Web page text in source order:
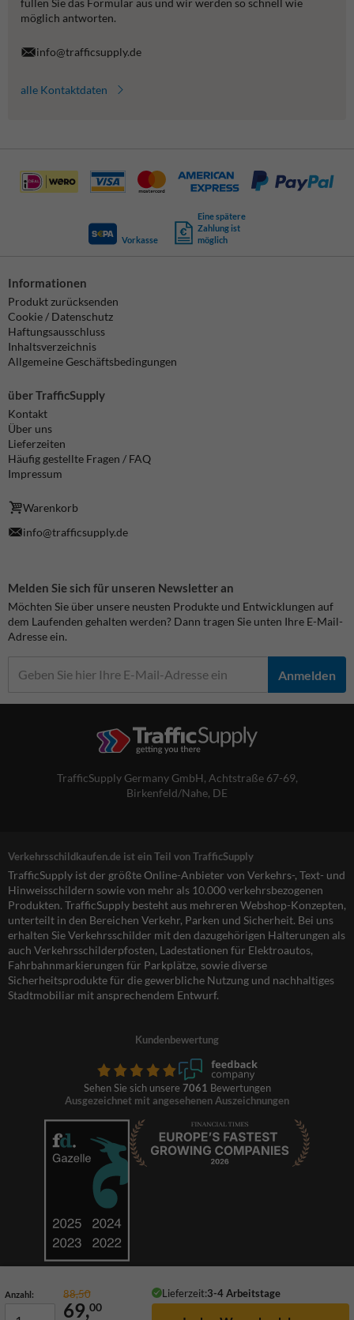
Anzahl: 88,50 Lieferzeit:3-4 Arbeitstage
69,00
füllen Sie das Formular aus und wir werden so schnell wie
möglich antworten.
info@trafficsupply.de
alle Kontaktdaten
Vorkasse
Eine spätere
Zahlung ist
möglich
Informationen
Produkt zurücksenden
Cookie / Datenschutz
Haftungsausschluss
Inhaltsverzeichnis
Allgemeine Geschäftsbedingungen
über TrafficSupply
Kontakt
Über uns
Lieferzeiten
Häufig gestellte Fragen / FAQ
Impressum
Warenkorb
info@trafficsupply.de
Melden Sie sich für unseren Newsletter an
Möchten Sie über unsere neusten Produkte und Entwicklungen auf
dem Laufenden gehalten werden? Dann tragen Sie unten Ihre E-Mail-
Adresse ein.
Anmelden
TrafficSupply Germany GmbH, Achtstraße 67-69,
Birkenfeld/Nahe, DE
Verkehrsschildkaufen.de ist ein Teil von TrafficSupply
TrafficSupply ist der größte Online-Anbieter von Verkehrs-, Text- und
Hinweisschildern sowie von mehr als 10.000 verkehrsbezogenen
Produkten. TrafficSupply besteht aus mehreren Webshop-Konzepten,
unterteilt in den Bereichen Verkehr, Parken und Sicherheit. Bei uns
erhalten Sie Verkehrsschilder mit den dazugehörigen Halterungen als
auch Verkehrsschilderpfosten, Ladestationen für Elektroautos,
Fahrbahnmarkierungen für Parkplätze, sowie diverse
Sicherheitsprodukte für die gewerbliche Nutzung und nachhaltiges
Stadtmobiliar mit ansprechendem Entwurf.
Kundenbewertung
Sehen Sie sich unsere 7061 Bewertungen
Ausgezeichnet mit angesehenen Auszeichnungen